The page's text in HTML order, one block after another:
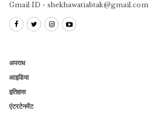
Gmail ID - shekhawatiabtak@gmail.com
अपराध
आइडिया
इतिहास
एंटरटेनमेंट